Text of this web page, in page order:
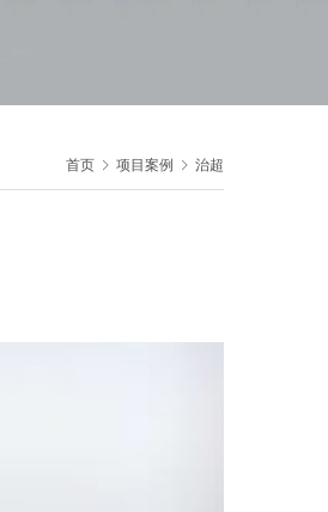
首页 项目案例 治超